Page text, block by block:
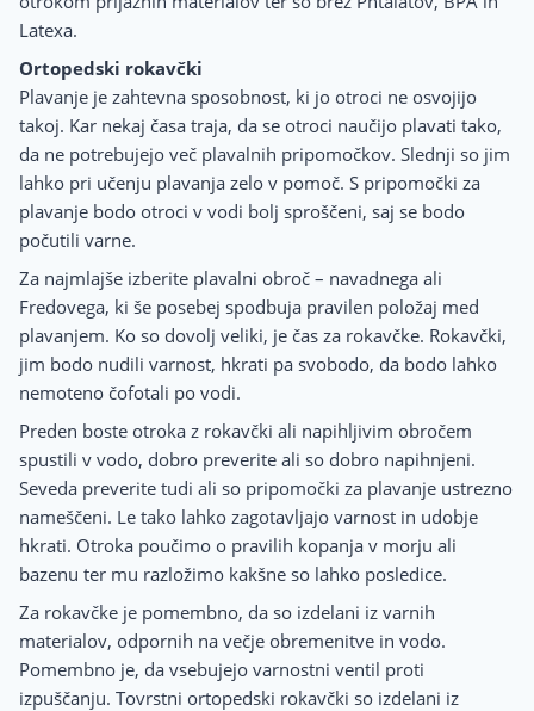
Latexa.
Ortopedski rokavčki
Plavanje je zahtevna sposobnost, ki jo otroci ne osvojijo
takoj. Kar nekaj časa traja, da se otroci naučijo plavati tako,
da ne potrebujejo več plavalnih pripomočkov. Slednji so jim
lahko pri učenju plavanja zelo v pomoč. S pripomočki za
plavanje bodo otroci v vodi bolj sproščeni, saj se bodo
počutili varne.
Za najmlajše izberite plavalni obroč – navadnega ali
Fredovega, ki še posebej spodbuja pravilen položaj med
plavanjem. Ko so dovolj veliki, je čas za rokavčke. Rokavčki,
jim bodo nudili varnost, hkrati pa svobodo, da bodo lahko
nemoteno čofotali po vodi.
Preden boste otroka z rokavčki ali napihljivim obročem
spustili v vodo, dobro preverite ali so dobro napihnjeni.
Seveda preverite tudi ali so pripomočki za plavanje ustrezno
nameščeni. Le tako lahko zagotavljajo varnost in udobje
hkrati. Otroka poučimo o pravilih kopanja v morju ali
bazenu ter mu razložimo kakšne so lahko posledice.
Za rokavčke je pomembno, da so izdelani iz varnih
materialov, odpornih na večje obremenitve in vodo.
Pomembno je, da vsebujejo varnostni ventil proti
izpuščanju. Tovrstni ortopedski rokavčki so izdelani iz